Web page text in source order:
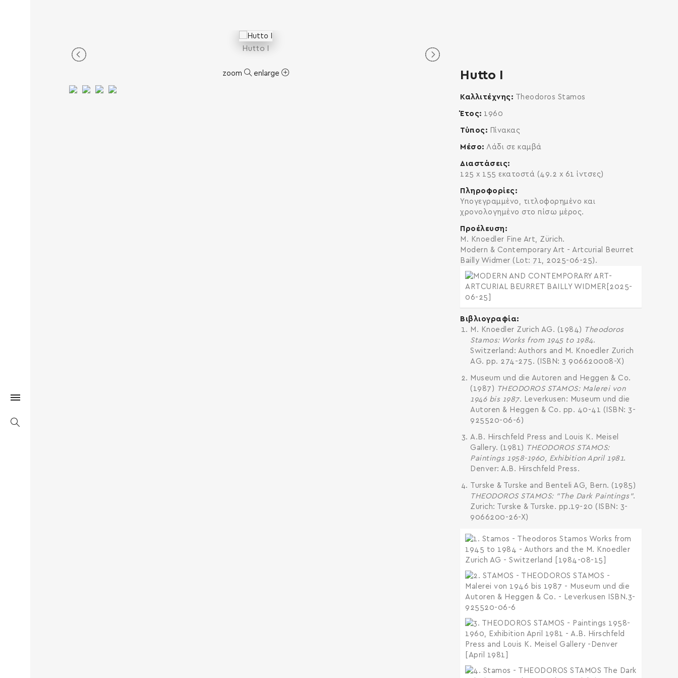
Hutto I
zoom enlarge Hutto I
Καλλιτέχνης Theodoros Stamos
Έτος 1960
Τύπος Πίνακας
Μέσο Λάδι σε καμβά
Διαστάσεις
125 x 155 εκατοστά (49.2 x 61 ίντσες)
Πληροφορίες
Υπογεγραμμένο, τιτλοφορημένο και
χρονολογημένο στο πίσω μέρος.
Προέλευση
M. Knoedler Fine Art, Zürich.
Modern & Contemporary Art - Artcurial Beurret
Bailly Widmer (Lot: 71, 2025-06-25).
Βιβλιογραφία
M. Knoedler Zurich AG. (1984) Theodoros
Stamos: Works from 1945 to 1984.
Switzerland: Authors and M. Knoedler Zurich
AG. pp. 274-275. (ISBN: 3 906620008-X)
Museum und die Autoren and Heggen & Co.
(1987) THEODOROS STAMOS: Malerei von
1946 bis 1987. Leverkusen: Museum und die
Autoren & Heggen & Co. pp. 40-41 (ISBN: 3-
925520-06-6)
A.B. Hirschfeld Press and Louis K. Meisel
Gallery. (1981) THEODOROS STAMOS:
Paintings 1958-1960, Exhibition April 1981.
Denver: A.B. Hirschfeld Press.
Turske & Turske and Benteli AG, Bern. (1985)
THEODOROS STAMOS: "The Dark Paintings".
Zurich: Turske & Turske. pp.19-20 (ISBN: 3-
9066200-26-X)